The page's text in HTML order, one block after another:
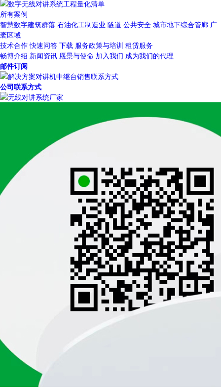
所有案例
智慧数字建筑群落 石油化工制造业 隧道 公共安全 城市地下综合管廊 广
袤区域
技术合作 快速问答 下载 服务政策与培训 租赁服务
畅博介绍 新闻资讯 愿景与使命 加入我们 成为我们的代理
邮件订阅
公司联系方式